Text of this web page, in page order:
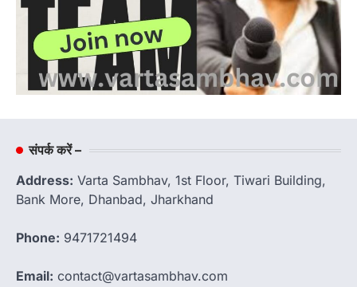
संपर्क करें –
Address: Varta Sambhav, 1st Floor, Tiwari Building,
Bank More, Dhanbad, Jharkhand
Phone: 9471721494
Email: contact@vartasambhav.com